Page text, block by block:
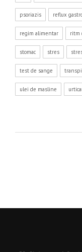
psoriazis reflux
regim alimentar ritm
stomac stres
test de sange
ulei de masline